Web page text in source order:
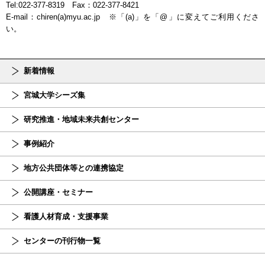
Tel:022-377-8319 Fax：022-377-8421
E-mail：chiren(a)myu.ac.jp ※「(a)」を「@」に変えてご利用くださ
い。
新着情報
宮城大学シーズ集
研究推進・地域未来共創センター
事例紹介
地方公共団体等との連携協定
公開講座・セミナー
看護人材育成・支援事業
センターの刊行物一覧